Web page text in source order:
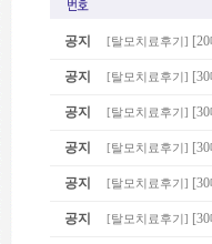
공지 [탈모치료후기 ]
공지 [탈모치료후기 ]
공지 [탈모치료후기 ]
공지 [탈모치료후기 ]
공지 [탈모치료후기 ]
공지 [탈모치료후기 ]